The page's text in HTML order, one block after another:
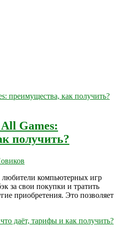
Games:
получить?
компьютерных игр
за свои покупки и тратить
приобретения. Это позволяет